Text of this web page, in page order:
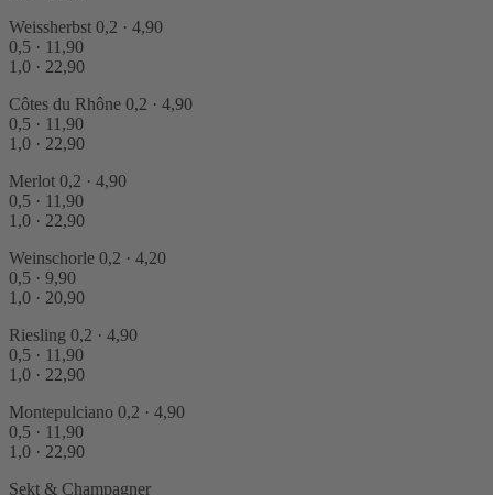
Weissherbst 0,2 · 4,90
0,5 · 11,90
1,0 · 22,90
Côtes du Rhône 0,2 · 4,90
0,5 · 11,90
1,0 · 22,90
Merlot 0,2 · 4,90
0,5 · 11,90
1,0 · 22,90
Weinschorle 0,2 · 4,20
0,5 · 9,90
1,0 · 20,90
Riesling 0,2 · 4,90
0,5 · 11,90
1,0 · 22,90
Montepulciano 0,2 · 4,90
0,5 · 11,90
1,0 · 22,90
Sekt & Champagner